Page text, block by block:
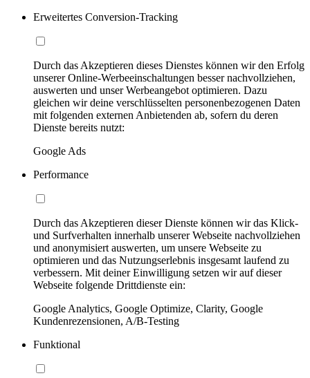
Erweitertes Conversion-Tracking
Durch das Akzeptieren dieses Dienstes können wir den Erfolg
unserer Online-Werbeeinschaltungen besser nachvollziehen,
auswerten und unser Werbeangebot optimieren. Dazu
gleichen wir deine verschlüsselten personenbezogenen Daten
mit folgenden externen Anbietenden ab, sofern du deren
Dienste bereits nutzt:
Google Ads
Performance
Durch das Akzeptieren dieser Dienste können wir das Klick-
und Surfverhalten innerhalb unserer Webseite nachvollziehen
und anonymisiert auswerten, um unsere Webseite zu
optimieren und das Nutzungserlebnis insgesamt laufend zu
verbessern. Mit deiner Einwilligung setzen wir auf dieser
Webseite folgende Drittdienste ein:
Google Analytics, Google Optimize, Clarity, Google
Kundenrezensionen, A/B-Testing
Funktional